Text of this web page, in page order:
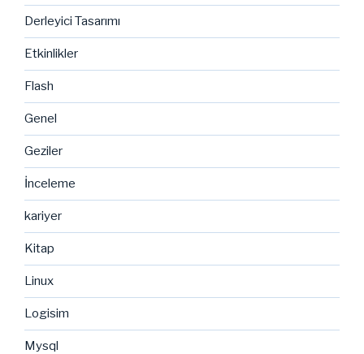
Derleyici Tasarımı
Etkinlikler
Flash
Genel
Geziler
İnceleme
kariyer
Kitap
Linux
Logisim
Mysql